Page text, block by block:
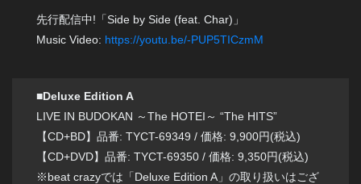
先行配信中!「Side by Side (feat. Char)」
Music Video: https://youtu.be/-PUP5TICzmM
■Deluxe Edition A
LIVE IN BUDOKAN ～The HOTEI～ “The HITS”
【CD+BD】品番: TYCT-69349 / 価格: 9,900円(税込)
【CD+DVD】品番: TYCT-69350 / 価格: 9,350円(税込)
※beat crazyでは「Deluxe Edition A」の取り扱いはござ